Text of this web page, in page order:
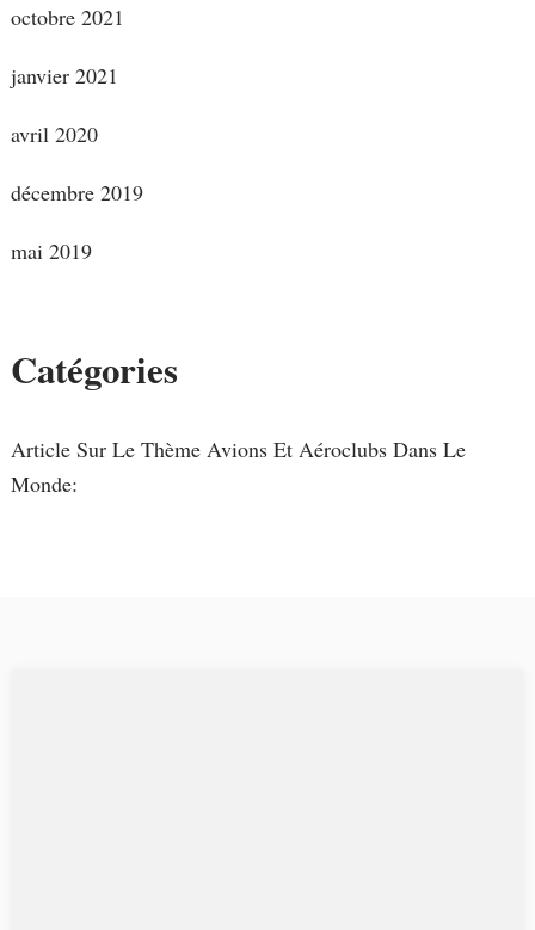
octobre 2021
janvier 2021
avril 2020
décembre 2019
mai 2019
Catégories
Article Sur Le Thème Avions Et Aéroclubs Dans Le
Monde: